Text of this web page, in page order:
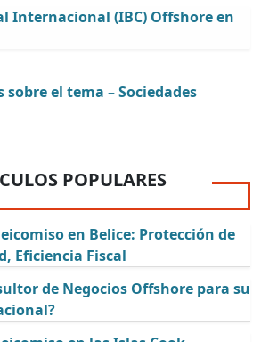
Internacional (IBC) Offshore en
el tema – Sociedades
POPULARES
en Belice: Protección de
Eficiencia Fiscal
de Negocios Offshore para su